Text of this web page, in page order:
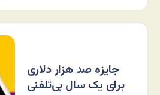
جایزه صد هزار دلاری
برای یک سال بی‌تلفنی